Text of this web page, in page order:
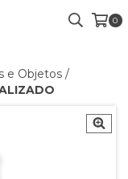
0
e Objetos /